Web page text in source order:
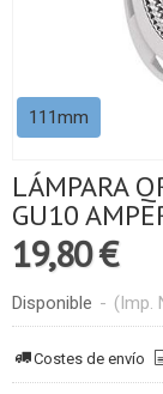
111mm
LÁMPARA
GU10
19,80 €
Disponible - (Imp.
Costes de envío